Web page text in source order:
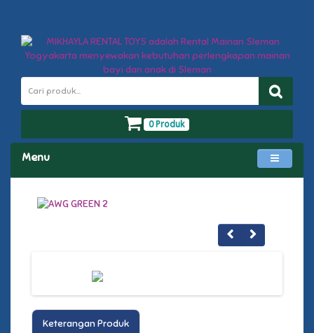
0 Produk
Menu
Keterangan Produk